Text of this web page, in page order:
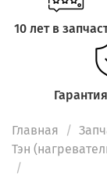
10 лет в
Главная
Тэн